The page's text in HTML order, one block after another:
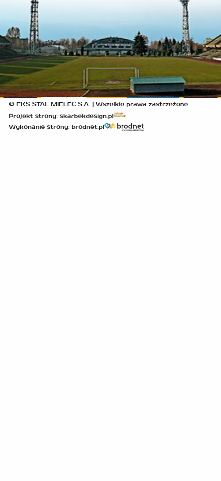
© FKS STAL MIELEC S.A. | Wszelkie prawa zastrzeżone
Projekt strony: skarbekdesign.pl
Wykonanie strony: brodnet.pl